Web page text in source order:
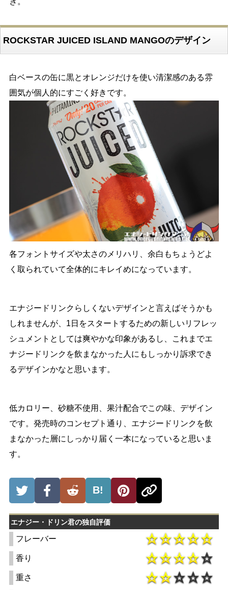
ROCKSTAR JUICED ISLAND MANGOのデザイン
白ベースの缶に黒とオレンジだけを使い清潔感のある雰
囲気が個人的にすごく好きです。
各フォントサイズや太さのメリハリ、余白もちょうどよ
く取られていて全体的にキレイめになっています。
エナジードリンクらしくないデザインと言えばそうかも
しれませんが、1日をスタートするための新しいリフレッ
シュメントとしては爽やかな印象があるし、これまでエ
ナジードリンクを飲まなかった人にもしっかり訴求でき
るデザインかなと思います。
低カロリー、砂糖不使用、果汁配合でこの味、デザイン
です。発売時のコンセプト通り、エナジードリンクを飲
まなかった層にしっかり届く一本になっていると思いま
す。
B!
エナジー・ドリン君の独自評価
フレーバー
香り
重さ